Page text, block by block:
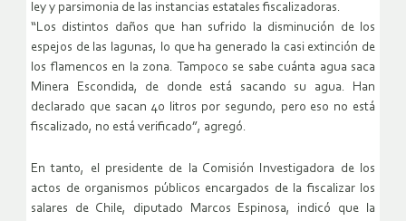
ley y parsimonia de las instancias estatales fiscalizadoras.
“Los distintos daños que han sufrido la disminución de los
espejos de las lagunas, lo que ha generado la casi extinción de
los flamencos en la zona. Tampoco se sabe cuánta agua saca
Minera Escondida, de donde está sacando su agua. Han
declarado que sacan 40 litros por segundo, pero eso no está
fiscalizado, no está verificado”, agregó.
En tanto, el presidente de la Comisión Investigadora de los
actos de organismos públicos encargados de la fiscalizar los
salares de Chile, diputado Marcos Espinosa, indicó que la